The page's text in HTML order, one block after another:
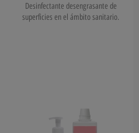
Desinfectante desengrasante de
superficies en el ámbito sanitario.